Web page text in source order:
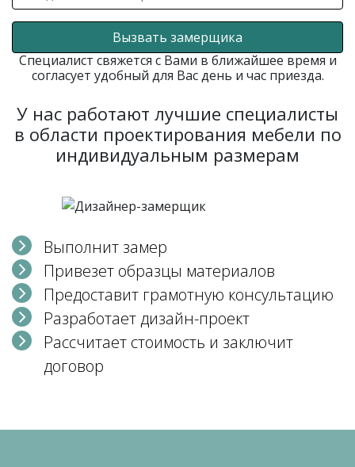
Вызвать замерщика
Специалист свяжется с Вами в ближайшее время и
согласует удобный для Вас день и час приезда.
У нас работают лучшие специалисты
в области проектирования мебели по
индивидуальным размерам
Выполнит замер
Привезет образцы материалов
Предоставит грамотную консультацию
Разработает дизайн-проект
Рассчитает стоимость и заключит
договор